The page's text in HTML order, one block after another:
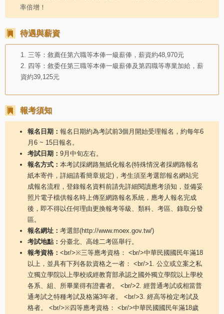
率倍增！
待遇與薪資
1. 三等：敘薦任第六職等本俸一級薪俸，薪資約48,970元
2. 四等：敘委任第三職等本俸一級薪俸及第四職等專業加給，薪
資約39,125元
報考須知
報名日期： 報名日期約為考試前3個月開始受理報名，約每年6
月6 ~ 15日報名。
考試日期： 9月中旬左右。
報名方式： 本考試採網路無紙化報名(特殊情況者採網路報名
紙本寄件，詳細請看簡章規定)，考生須至考選部報名網站完
成報名流程，登錄報名資料前請先詳細閱讀應考須知，並備妥
照片電子檔供報名時上傳至網路報名系統，應考人報名完成
後，即不得以任何理由更換報考等級、類科、考區、錄取分發
區。
報名網址： 考選部(http://www.moex.gov.tw/)
考試地點： 分臺北、高雄二考區舉行。
報考資格： <br/>※三等應考資格： <br/>中華民國國民年滿18
以上，並具有下列各款資格之一者： <br/>1. 公立或立案之私
立獨立學院以上學校或經教育部承認之國外獨立學院以上學校
各系、組、所畢業得有證書者。 <br/>2. 經普通考試或相當普
通考試之特種考試及格滿3年者。 <br/>3. 經高等檢定考試及
格者。 <br/>※四等應考資格： <br/>中華民國國民年滿18歲